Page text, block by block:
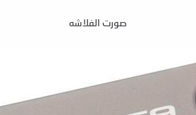
صورت الفلاشه